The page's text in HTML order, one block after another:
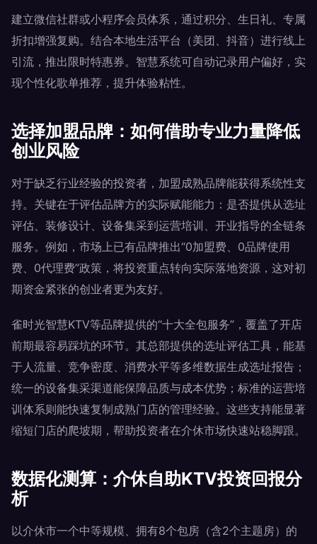
建立微信社群或小程序会员体系，通过积分、生日礼、专属
折扣增强复购。结合本地生活平台（美团、抖音）进行线上
引流，推出限时特惠券。智慧系统可自动记录用户偏好，实
现个性化歌单推荐，提升体验粘性。
选择加盟品牌：如何借助专业力量降低
创业风险
对于缺乏行业经验的投资者，加盟成熟品牌能获得系统性支
持。关键在于评估品牌方的实际赋能能力：是否提供从选址
评估、装修设计、设备集采到运营培训、开业指导的全链条
服务。例如，市场上已有品牌推出“0加盟费、0品牌使用
费、0代理费”政策，将投资重点转向实际落地资源，这对初
期资金紧张的创业者更为友好。
雀时光智慧KTV等品牌提供的“十大全包服务”，覆盖了开店
前期最容易踩坑的环节。其总部提供的选址评估工具，能基
于人流量、竞争密度、消费水平等多维数据生成选址报告；
统一的设备集采渠道能保障品质与成本优势；标准的运营培
训体系则能快速复制成熟门店的管理经验。这些支持能显著
缩短门店的爬坡期，帮助投资者在介休市场快速站稳脚跟。
数据化测算：介休自助KTV投资回报分
析
以介休市一个中等规模、拥有8个包房（含2个主题房）的